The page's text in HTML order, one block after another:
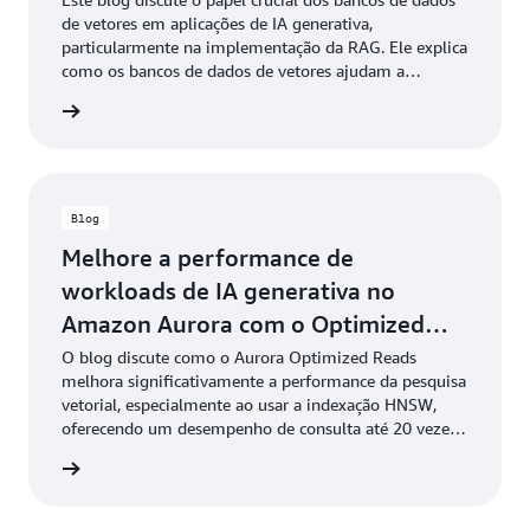
de vetores em aplicações de IA generativa,
particularmente na implementação da RAG. Ele explica
como os bancos de dados de vetores ajudam a
específicos do domínio para aprimorar a precisão e a
Blog
Melhore a performance de
workloads de IA generativa no
Amazon Aurora com o Optimized
Reads e pgvector
O blog discute como o Aurora Optimized Reads
melhora significativamente a performance da pesquisa
vetorial, especialmente ao usar a indexação HNSW,
oferecendo um desempenho de consulta até 20 vezes